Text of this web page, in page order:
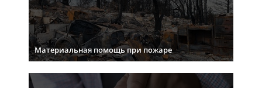
Материальная помощь при пожаре